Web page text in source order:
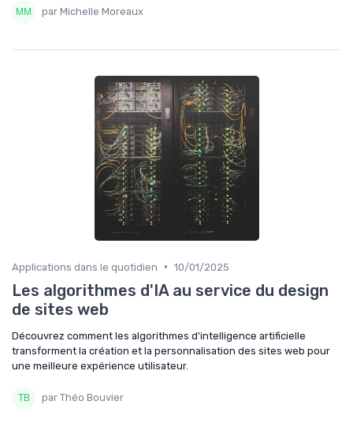
par Michelle Moreaux
Applications dans le quotidien • 10/01/2025
Les algorithmes d'IA au service du design
de sites web
Découvrez comment les algorithmes d'intelligence artificielle
transforment la création et la personnalisation des sites web pour
une meilleure expérience utilisateur.
par Théo Bouvier